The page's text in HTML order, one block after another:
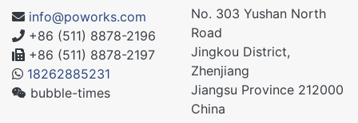
info@poworks.com
+86 (511) 8878-2196
+86 (511) 8878-2197
18262885231
bubble-times
No. 303 Yushan North
Road
Jingkou District,
Zhenjiang
Jiangsu Province 212000
China